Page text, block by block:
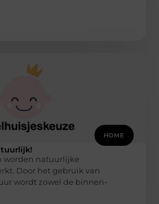
HOME
worden natuurlijke
Door het gebruik van
wordt zowel de binnen-